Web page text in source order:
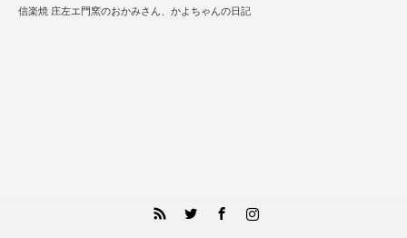
信楽焼 庄左エ門窯のおかみさん、かよちゃんの日記
Instagram